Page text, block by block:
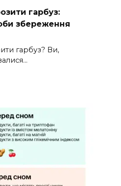
гарбуз:
збереження
гарбуз? Ви,